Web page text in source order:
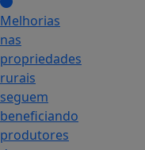
Melhorias
nas
propriedades
rurais
seguem
beneficiando
produtores